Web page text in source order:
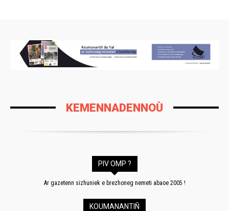
KEMENNADENNOÙ
PIV OMP ?
Ar gazetenn sizhuniek e brezhoneg nemeti abaoe 2005 !
KOUMANANTIÑ